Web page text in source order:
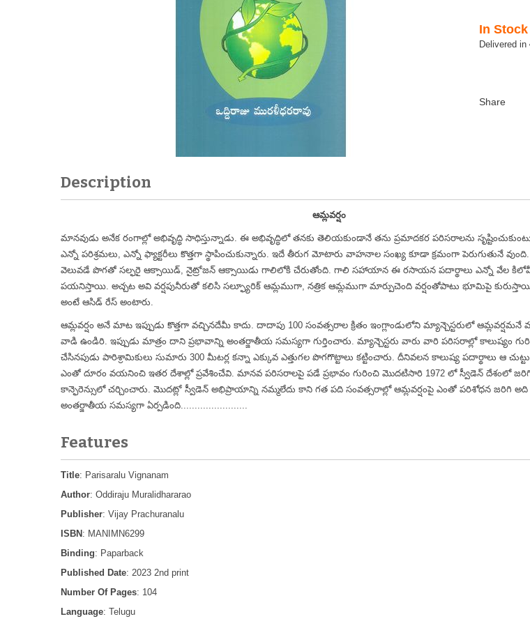
In Stock
Description
ఆమ్లవర్షం
మానవుడు అనేక రంగాల్లో అభివృద్ధి సాధిస్తున్నాడు. ఈ అభివృద్ధిలో తనకు తెలియకుండానే తను ప్రమాదకర పరిసరాలను
ఎన్నో పరిశ్రమలు, ఎన్నో ఫ్యాక్టరీలు కొత్తగా స్థాపించుకున్నారు. ఇదే తీరుగ మోటారు వాహనాల సంఖ్య కూడా క్రమంగా పెరుగుతునే
వెలువడే పొగతో సల్ఫరై ఆక్సాయిడ్, నైట్రోజన్ ఆక్సాయిడు గాలిలోకి చేరుతోంది. గాలి సహాయాన ఈ రసాయన పదార్థాలు ఎన్నో వేల
పయనిస్తాయి. అచ్చట అవి వర్షపునీరుతో కలిసి సల్ఫ్యూరిక్ ఆమ్లముగా, నత్రిక ఆమ్లముగా మార్పుచెంది వర్షంతోపాటు భూమిపై కురుస్తాయి.
అంటే ఆసిడ్ రేస్ అంటారు.
ఆమ్లవర్షం అనే మాట ఇప్పుడు కొత్తగా వచ్చినదేమీ కాదు. దాదాపు 100 సంవత్సరాల క్రితం ఇంగ్లాండులోని మ్యాన్చెస్టరులో
వాడి ఉండిరి. ఇప్పుడు మాత్రం దాని ప్రభావాన్ని అంతర్జాతీయ సమస్యగా గుర్తించారు. మ్యాన్చెస్టరు వారు వారి పరిసరాల్లో కాలుష్యం
చేసినపుడు పారిశ్రామికులు సుమారు 300 మీటర్ల కన్నా ఎక్కువ ఎత్తుగల పొగగొట్టాలు కట్టించారు. దీనివలన కాలుష్య పదార్థాలు ఆ
ఎంతో దూరం వయనించి ఇతర దేశాల్లో ప్రవేశించేవి. మానవ పరిసరాలపై పడే ప్రభావం గురించి మొదటిసారి 1972 లో స్వీడెన్ దేశంలో
కాన్ఫెరెన్సులో చర్చించారు. మొదట్లో స్వీడెన్ అభిప్రాయాన్ని నమ్మలేదు కాని గత పది సంవత్సరాల్లో ఆమ్లవర్షంపై ఎంతో పరిశోధన జరిగి అది
అంతర్జాతీయ సమస్యగా ఏర్పడింది........................
Features
Title: Parisaralu Vignanam
Author: Oddiraju Muralidhararao
Publisher: Vijay Prachuranalu
ISBN : MANIMN6299
Binding: Paparback
Published Date: 2023 2nd print
Number Of Pages: 104
Language: Telugu